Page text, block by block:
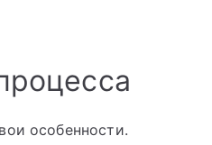
особенности.